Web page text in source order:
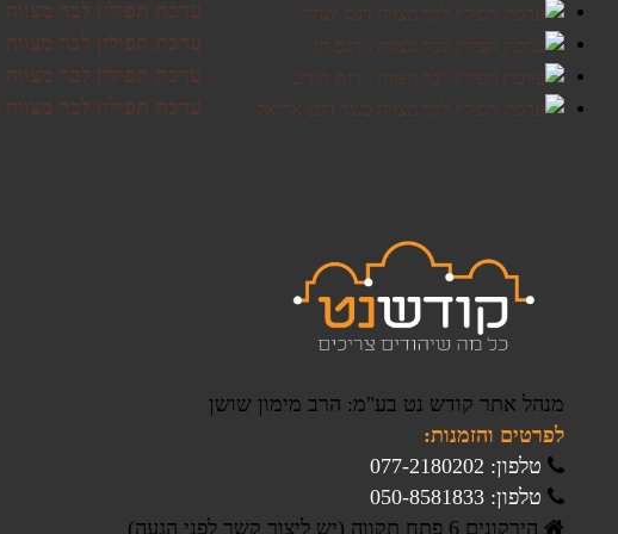
ערכת תפילין לבר
ערכת תפילין לבר
ערכת תפילין לבר
ערכת תפילין לבר
מנהל אתר קודש נט בע"מ: הרב מימון שושן
לפרטים והזמנות:
טלפון: 077-2180202
טלפון: 050-8581833
הירקונים 6 פתח תקווה (יש ליצור קשר לפני הגעה)